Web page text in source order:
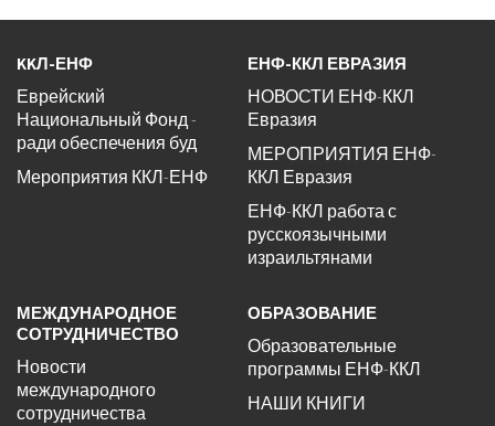
KKЛ-ЕНФ
Еврейский
Национальный Фонд -
ради обеспечения буд
Мероприятия ККЛ-ЕНФ
ЕНФ-ККЛ ЕВРАЗИЯ
НОВОСТИ ЕНФ-ККЛ
Евразия
МЕРОПРИЯТИЯ ЕНФ-
ККЛ Евразия
ЕНФ-ККЛ работа с
русскоязычными
израильтянами
МЕЖДУНАРОДНОЕ
СОТРУДНИЧЕСТВО
Новости
международного
сотрудничества
ОБРАЗОВАНИЕ
Образовательные
программы ЕНФ-ККЛ
НАШИ КНИГИ